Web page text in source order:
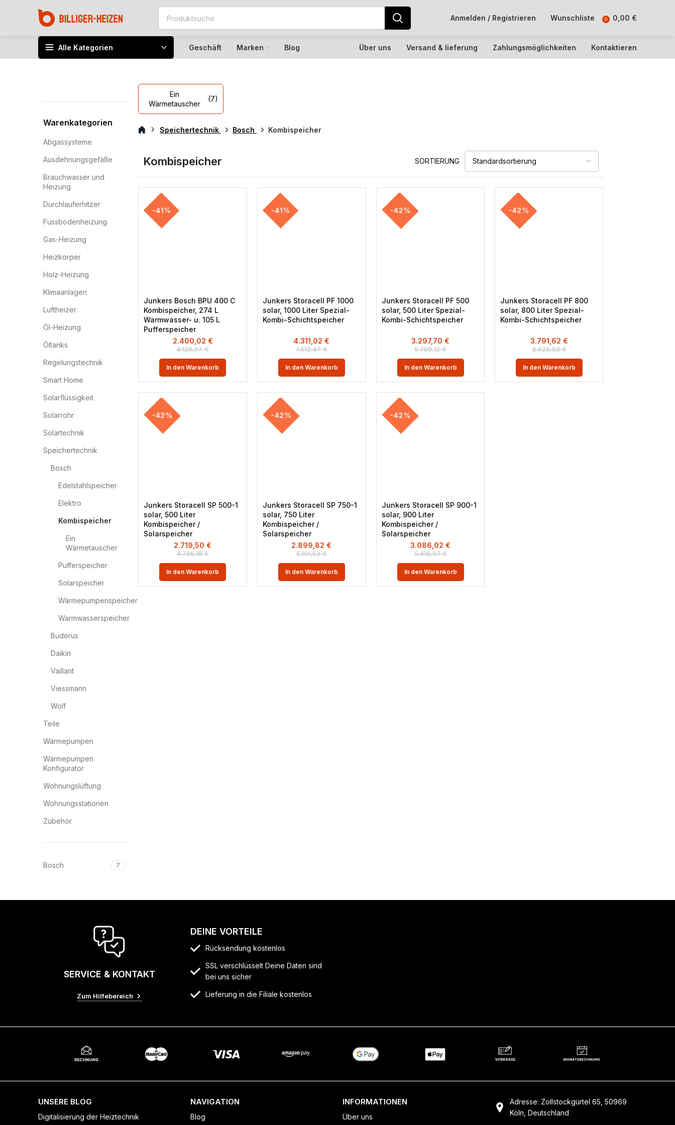
Anmelden / Registrieren Wunschliste 0 0,00 €
Alle Kategorien Geschäft Marken Blog Über uns Versand & lieferung Zahlungsmöglichkeiten Kontaktieren
Warenkategorien
Abgassysteme
Ausdehnungsgefäße
Brauchwasser und
Heizung
Durchlauferhitzer
Fussbodenheizung
Gas-Heizung
Heizkörper
Holz-Heizung
Klimaanlagen
Luftheizer
Öl-Heizung
Öltanks
Regelungstechnik
Smart Home
Solarflüssigkeit
Solarrohr
Solartechnik
Speichertechnik
Bosch
Edelstahlspeicher
Elektro
Kombispeicher
Ein
Wärmetauscher
Pufferspeicher
Solarspeicher
Wärmepumpenspeicher
Warmwasserspeicher
Buderus
Daikin
Vaillant
Viessmann
Wolf
Teile
Wärmepumpen
Wärmepumpen
Konfigurator
Wohnungslüftung
Wohnungsstationen
Zubehör
Bosch 7
Ein
Wärmetauscher
(7)
Speichertechnik Bosch Kombispeicher
Kombispeicher SORTIERUNG
-41%
Junkers Bosch BPU 400 C
Kombispeicher, 274 L
Warmwasser- u. 105 L
Pufferspeicher
4.120,97€
2.400,02 €
In den Warenkorb
-41%
Junkers Storacell PF 1000
solar, 1000 Liter Spezial-
Kombi-Schichtspeicher
7.512,47€
4.311,02 €
In den Warenkorb
-42%
Junkers Storacell PF 500
solar, 500 Liter Spezial-
Kombi-Schichtspeicher
5.769,12€
3.297,70 €
In den Warenkorb
-42%
Junkers Storacell PF 800
solar, 800 Liter Spezial-
Kombi-Schichtspeicher
6.625,92€
3.791,62 €
In den Warenkorb
-42%
Junkers Storacell SP 500-1
solar, 500 Liter
Kombispeicher /
Solarspeicher
4.786,18€
2.719,50 €
In den Warenkorb
-42%
Junkers Storacell SP 750-1
solar, 750 Liter
Kombispeicher /
Solarspeicher
5.101,53€
2.899,82 €
In den Warenkorb
-42%
Junkers Storacell SP 900-1
solar, 900 Liter
Kombispeicher /
Solarspeicher
5.418,07€
3.086,02 €
In den Warenkorb
SERVICE & KONTAKT
Zum Hilfebereich
DEINE VORTEILE
Rücksendung kostenlos
SSL verschlüsselt Deine Daten sind
bei uns sicher
Lieferung in die Filiale kostenlos
UNSERE BLOG
Digitalisierung der Heiztechnik
NAVIGATION
Blog
INFORMATIONEN
Über uns
Adresse: Zollstockgürtel 65, 50969
Köln, Deutschland